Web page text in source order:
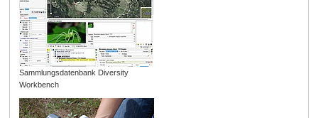
Sammlungsdatenbank Diversity
Workbench